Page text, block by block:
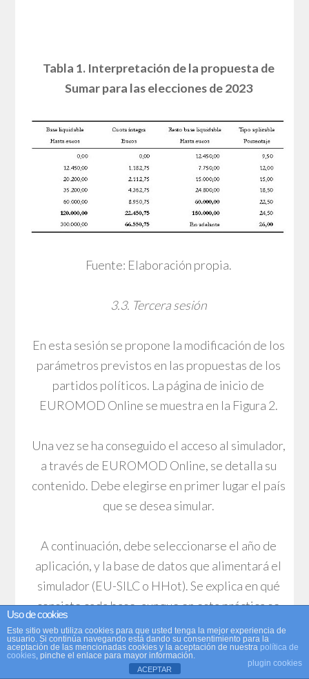
Tabla 1. Interpretación de la propuesta de
Sumar para las elecciones de 2023
Fuente: Elaboración propia.
3.3. Tercera sesión
En esta sesión se propone la modificación de los
parámetros previstos en las propuestas de los
partidos políticos. La página de inicio de
EUROMOD Online se muestra en la Figura 2.
Una vez se ha conseguido el acceso al simulador,
a través de EUROMOD Online, se detalla su
contenido. Debe elegirse en primer lugar el país
que se desea simular.
A continuación, debe seleccionarse el año de
aplicación, y la base de datos que alimentará el
simulador (EU-SILC o HHot). Se explica en qué
consiste cada base, aunque en esta práctica se
utilizará EU-SILC. Se describe el proceso a
seguir: llevar a cabo la simulación a través de la
modificación de los parámetros deseados, y
Uso de cookies
Este sitio web utiliza cookies para que usted tenga la mejor experiencia de
usuario. Si continúa navegando está dando su consentimiento para la
aceptación de las mencionadas cookies y la aceptación de nuestra política de
cookies, pinche el enlace para mayor información.
plugin cookies
ACEPTAR